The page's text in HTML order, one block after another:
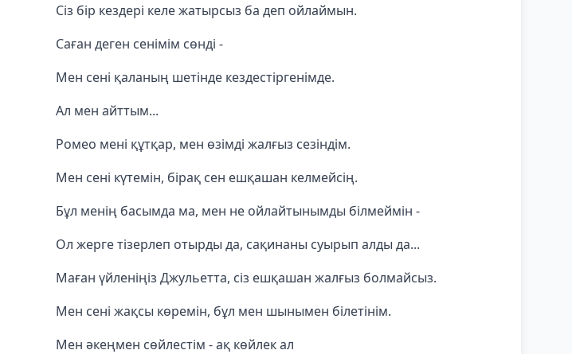
Сіз бір кездері келе жатырсыз ба деп ойлаймын.
Саған деген сенімім сөнді -
Мен сені қаланың шетінде кездестіргенімде.
Ал мен айттым...
Ромео мені құтқар, мен өзімді жалғыз сезіндім.
Мен сені күтемін, бірақ сен ешқашан келмейсің.
Бұл менің басымда ма, мен не ойлайтынымды білмеймін -
Ол жерге тізерлеп отырды да, сақинаны суырып алды да...
Маған үйленіңіз Джульетта, сіз ешқашан жалғыз болмайсыз.
Мен сені жақсы көремін, бұл мен шынымен білетінім.
Мен әкеңмен сөйлестім - ақ көйлек ал